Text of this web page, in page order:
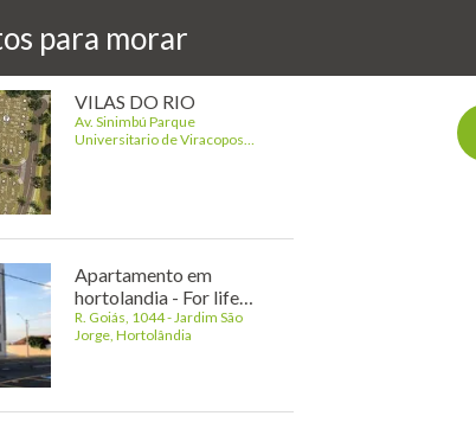
para morar
VILAS DO RIO
Av. Sinimbú Parque
Universitario de Viracopos
Apartamento em
hortolandia - For life
tulipas club - Investe
imovel
R. Goiás, 1044 - Jardim São
Jorge, Hortolândia